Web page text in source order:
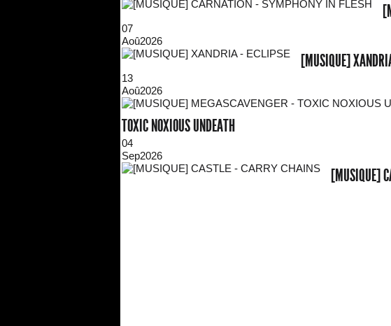
07
Aoû2026
[MUSIQUE]
13
Aoû2026
TOXIC NOXIOUS UNDEATH
04
Sep2026
[MUSIQUE]